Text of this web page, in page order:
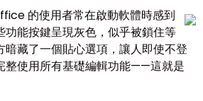
的使用者常在啟動軟體時感到
功能按鍵呈現灰色，似乎被鎖住等
暗藏了一個貼心選項，讓人即使不登
整使用所有基礎編輯功能——這就是